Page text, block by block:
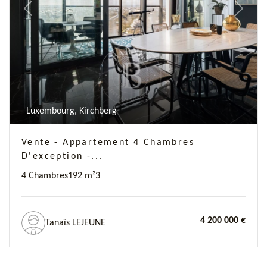
Previous Next
Luxembourg, Kirchberg
Vente - Appartement 4 Chambres
D'exception -...
4 Chambres192 m²3
Tanaïs LEJEUNE 4 200 000 €